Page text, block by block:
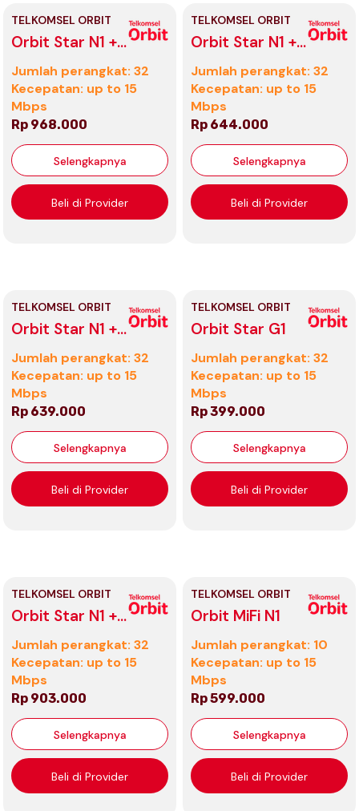
TELKOMSEL ORBIT
Orbit Star N1 +
CCTV Ezviz
C1CB + Philips
Smart Lamp
TW 8W
Jumlah perangkat: 32
Kecepatan: up to 15
Mbps
Rp 968.000
Selengkapnya
Beli di Provider
TELKOMSEL ORBIT
Orbit Star N1 +
Philips Smart
Lamp TW 8W
Jumlah perangkat: 32
Kecepatan: up to 15
Mbps
Rp 644.000
Selengkapnya
Beli di Provider
TELKOMSEL ORBIT
Orbit Star N1 +
Philips Smart
Lamp RGB 8W
Jumlah perangkat: 32
Kecepatan: up to 15
Mbps
Rp 639.000
Selengkapnya
Beli di Provider
TELKOMSEL ORBIT
Orbit Star G1
Jumlah perangkat: 32
Kecepatan: up to 15
Mbps
Rp 399.000
Selengkapnya
Beli di Provider
TELKOMSEL ORBIT
Orbit Star N1 +
CCTV Ezviz
C1CB
Jumlah perangkat: 32
Kecepatan: up to 15
Mbps
Rp 903.000
Selengkapnya
Beli di Provider
TELKOMSEL ORBIT
Orbit MiFi N1
Jumlah perangkat: 10
Kecepatan: up to 15
Mbps
Rp 599.000
Selengkapnya
Beli di Provider